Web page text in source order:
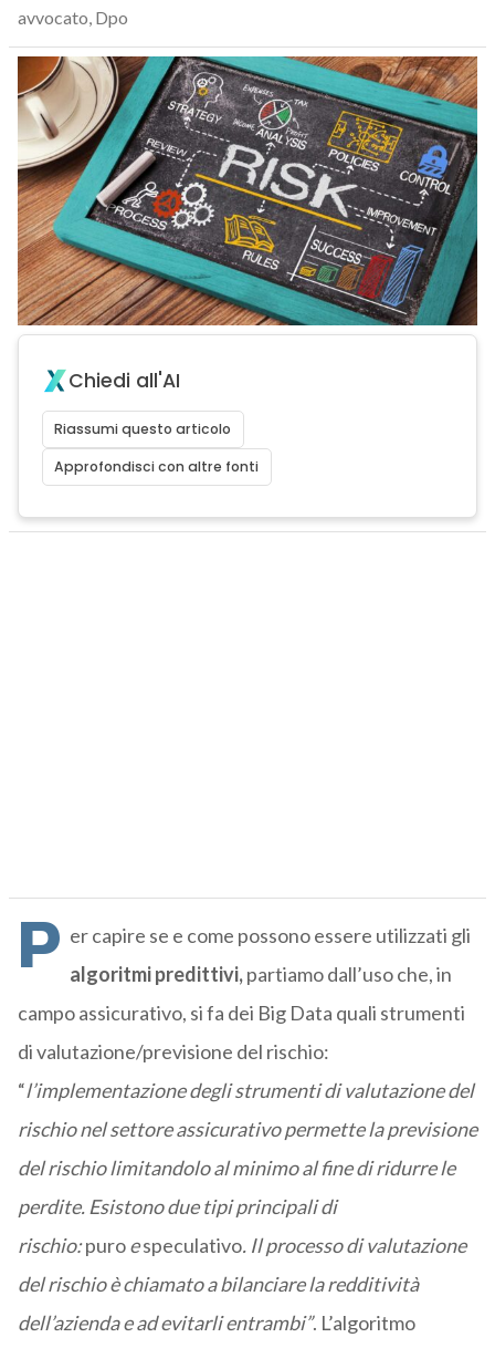
avvocato, Dpo
Chiedi all'AI
Riassumi questo articolo
Approfondisci con altre fonti
P er capire se e come possono essere utilizzati gli
algoritmi predittivi,partiamo dall’uso che, in
campo assicurativo, si fa dei Big Data quali strumenti
di valutazione/previsione del rischio:
“l’implementazione degli strumenti di valutazione del
rischio nel settore assicurativo permette la previsione
del rischio limitandolo al minimo al fine di ridurre le
perdite. Esistono due tipi principali di
rischio:puroespeculativo. Il processo di valutazione
del rischio è chiamato a bilanciare la redditività
dell’azienda e ad evitarli entrambi”. L’algoritmo